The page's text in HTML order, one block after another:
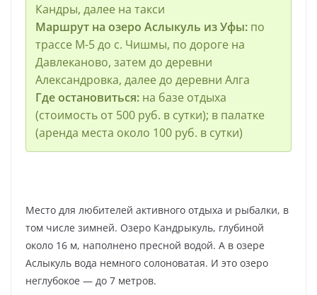
Кандры, далее на такси
Маршрут на озеро Аслыкуль из Уфы:по
трассе М-5 до с. Чишмы, по дороге на
Давлеканово, затем до деревни
Александровка, далее до деревни Алга
Где остановиться:на базе отдыха
(стоимость от 500 руб. в сутки); в палатке
(аренда места около 100 руб. в сутки)
Место для любителей активного отдыха и рыбалки, в
том числе зимней. Озеро Кандрыкуль, глубиной
около 16 м, наполнено пресной водой. А в озере
Аслыкуль вода немного солоноватая. И это озеро
неглубокое — до 7 метров.